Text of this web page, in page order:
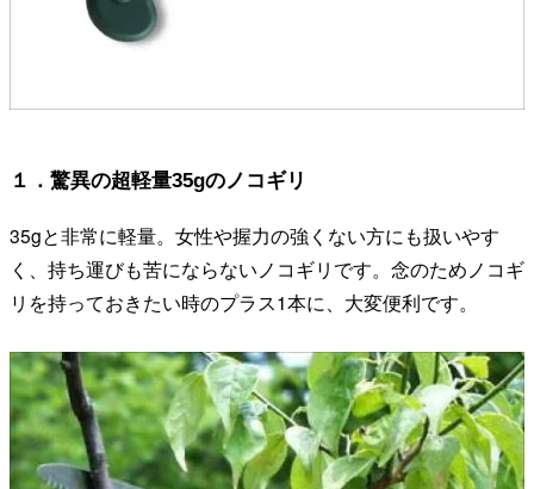
１．驚異の超軽量35gのノコギリ
35gと非常に軽量。女性や握力の強くない方にも扱いやす
く、持ち運びも苦にならないノコギリです。念のためノコギ
リを持っておきたい時のプラス1本に、大変便利です。